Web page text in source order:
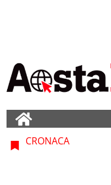
CRONACA